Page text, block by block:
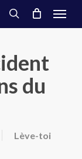
search
Menu
du
Lève-toi